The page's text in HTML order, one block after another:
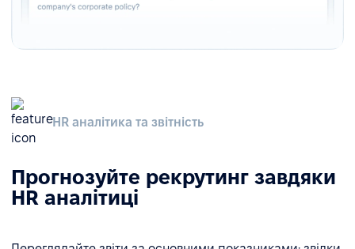
HR аналітика та звітність
Прогнозуйте рекрутинг завдяки
HR аналітиці